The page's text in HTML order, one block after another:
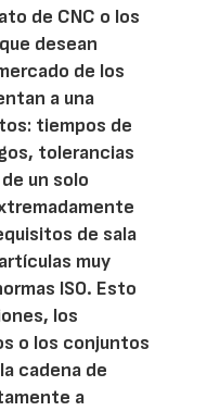
de CNC o los
desean
de los
a una
tiempos de
tolerancias
un solo
de sala
muy
ISO. Esto
los
o los conjuntos
cadena de
a